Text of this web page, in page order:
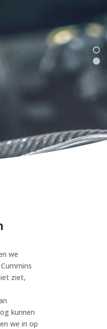
we
ziet,
kunnen
we in op